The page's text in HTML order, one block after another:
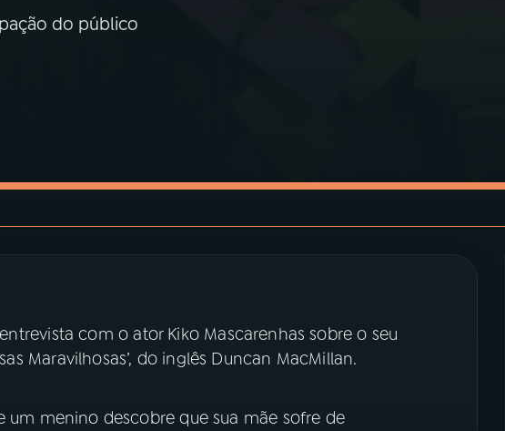
do público
com o ator Kiko Mascarenhas sobre o seu
Maravilhosas’, do inglês Duncan MacMillan.
um menino descobre que sua mãe sofre de